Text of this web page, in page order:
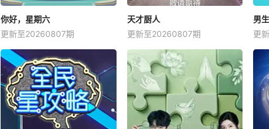
你好，星期六
更新至20260807期
天才厨人
更新至20260807期
男
更